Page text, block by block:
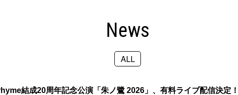
News
ALL
結成20周年記念公演「朱ノ鷺 2026」、有料ライブ配信決定